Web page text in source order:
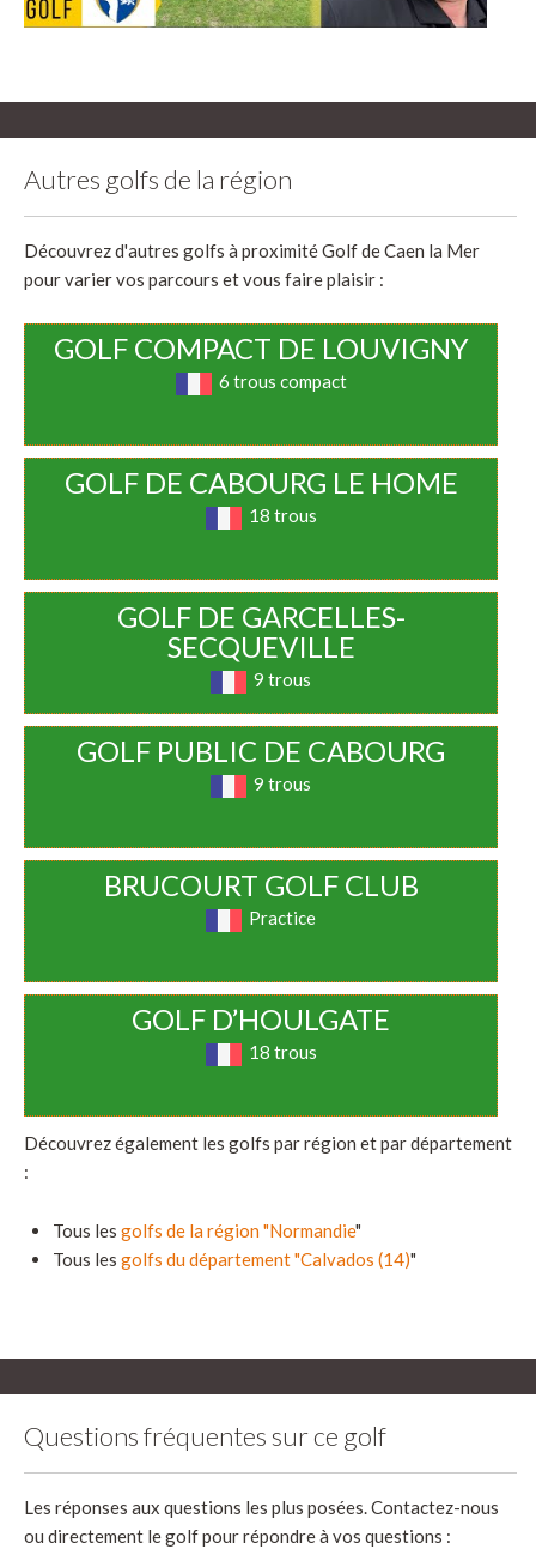
Autres golfs de la région
Découvrez d'autres golfs à proximité Golf de Caen la Mer
pour varier vos parcours et vous faire plaisir :
GOLF COMPACT DE LOUVIGNY
6 trous compact
GOLF DE CABOURG LE HOME
18 trous
GOLF DE GARCELLES-
SECQUEVILLE
9 trous
GOLF PUBLIC DE CABOURG
9 trous
BRUCOURT GOLF CLUB
Practice
GOLF D’HOULGATE
18 trous
Découvrez également les golfs par région et par département
:
Tous les golfs de la région "Normandie"
Tous les golfs du département "Calvados (14)"
Questions fréquentes sur ce golf
Les réponses aux questions les plus posées. Contactez-nous
ou directement le golf pour répondre à vos questions :